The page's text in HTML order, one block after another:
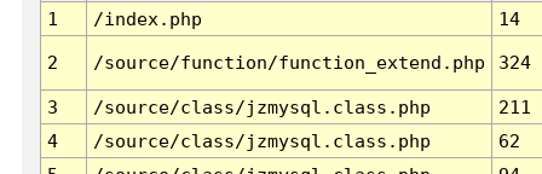
1
/index.php 14
2 /source/function/function_extend.php 324
3 /source/class/jzmysql.class.php
211
4
/source/class/jzmysql.class.php
62